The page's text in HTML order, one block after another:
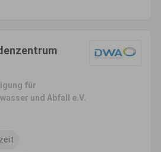
für
und Abfall e.V.